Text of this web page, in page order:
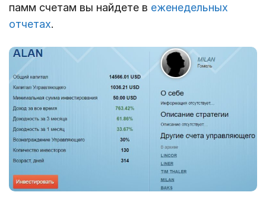
памм счетам вы найдете в еженедельных
отчетах.